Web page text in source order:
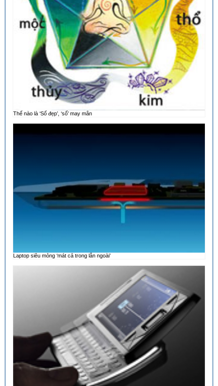
Thế nào là ‘Số đẹp’, ‘số’ may mắn
Laptop siêu mỏng ‘mát cả trong lẫn ngoài’